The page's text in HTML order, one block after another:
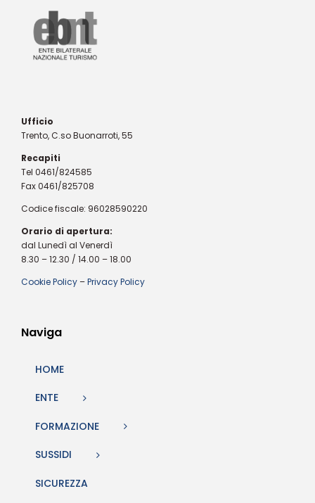
Ufficio
Trento, C.so Buonarroti, 55
Recapiti
Tel 0461/824585
Fax 0461/825708
Codice fiscale: 96028590220
Orario di apertura:
dal Lunedì al Venerdì
8.30 – 12.30 / 14.00 – 18.00
Cookie Policy –Privacy Policy
Naviga
HOME
ENTE
FORMAZIONE
SUSSIDI
SICUREZZA